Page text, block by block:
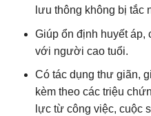
lưu thông không bị tắc
Giúp ổn định huyết áp,
với người cao tuổi.
Có tác dụng thư giãn,
kèm theo các triệu
lực từ công việc, cuộc